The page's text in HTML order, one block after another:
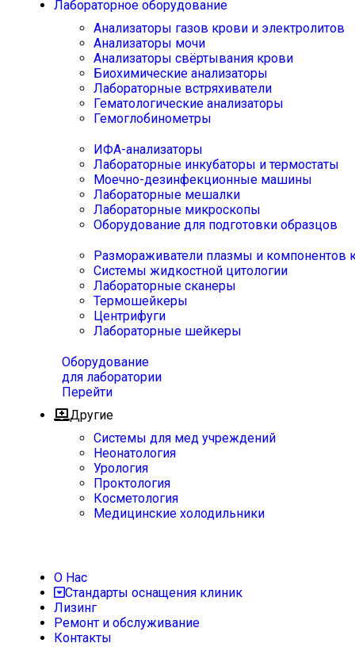
Лабораторное оборудование
Анализаторы газов крови и электролитов
Анализаторы мочи
Анализаторы свёртывания крови
Биохимические анализаторы
Лабораторные встряхиватели
Гематологические анализаторы
Гемоглобинометры
ИФА-анализаторы
Лабораторные инкубаторы и термостаты
Моечно-дезинфекционные машины
Лабораторные мешалки
Лабораторные микроскопы
Оборудование для подготовки образцов
Размораживатели плазмы и компонентов
Системы жидкостной цитологии
Лабораторные сканеры
Термошейкеры
Центрифуги
Лабораторные шейкеры
Оборудование
для лаборатории
Перейти
Другие
Системы для мед учреждений
Неонатология
Урология
Проктология
Косметология
Медицинские холодильники
О Нас
Стандарты оснащения клиник
Лизинг
Ремонт и обслуживание
Контакты